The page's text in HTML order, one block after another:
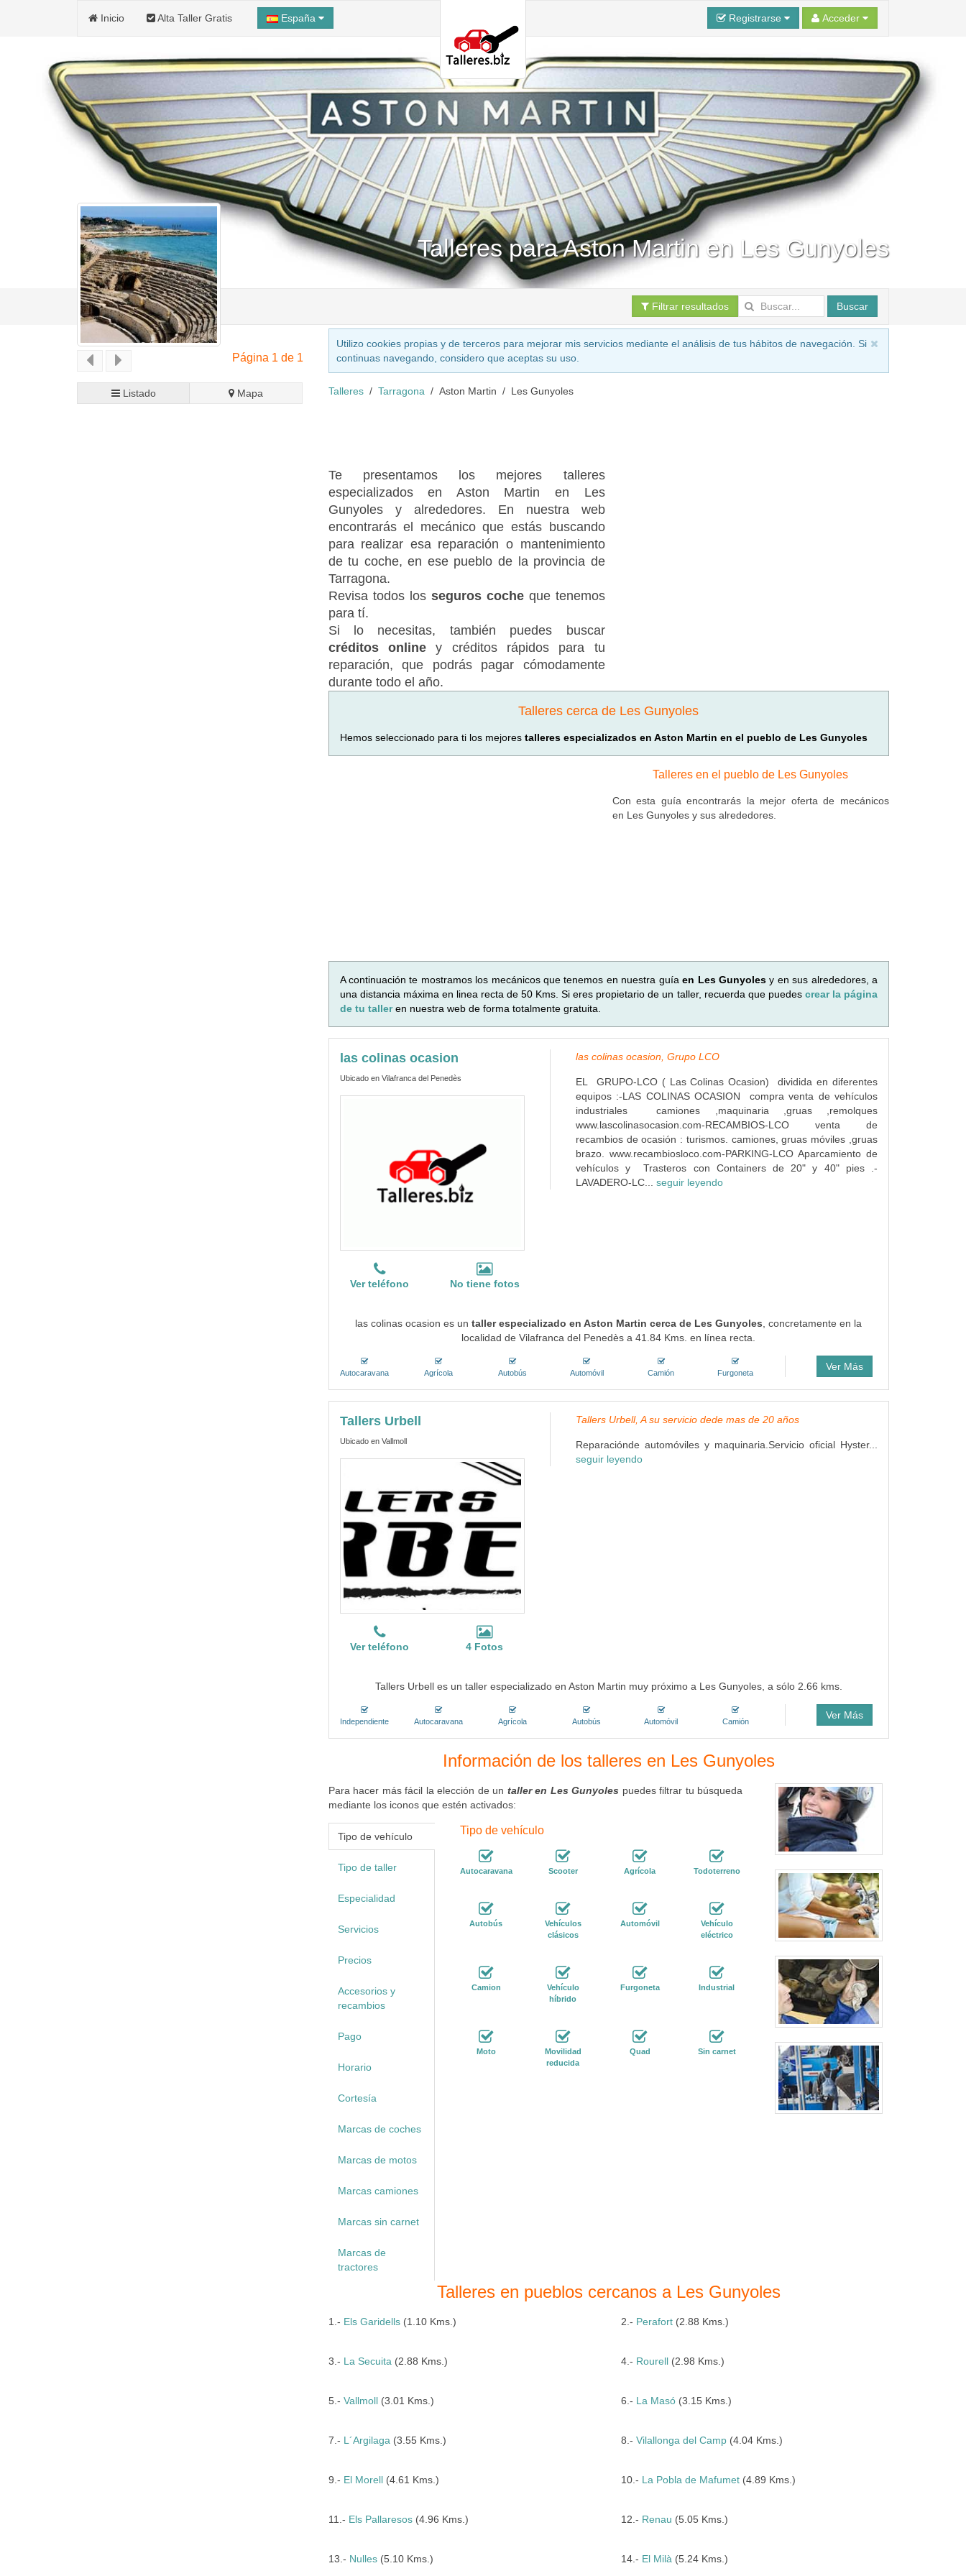
Inicio Alta Taller Gratis España Registrarse Acceder
Talleres para Aston Martin en Les Gunyoles
Filtrar resultados Buscar
Página 1 de 1
Listado Mapa
Utilizo cookies propias y de terceros para mejorar mis servicios mediante el análisis de tus hábitos de navegación. Si
continuas navegando, considero que aceptas su uso.
Talleres Tarragona Aston Martin Les Gunyoles
Te presentamos los mejores talleres
especializados en Aston Martin en Les
Gunyoles y alrededores. En nuestra web
encontrarás el mecánico que estás buscando
para realizar esa reparación o mantenimiento
de tu coche, en ese pueblo de la provincia de
Tarragona.
Revisa todos los seguros cocheque tenemos
para tí.
Si lo necesitas, también puedes buscar
créditos onliney créditos rápidos para tu
reparación, que podrás pagar cómodamente
durante todo el año.
Talleres cerca de Les Gunyoles
Hemos seleccionado para ti los mejores talleres especializados en Aston Martin en el pueblo de Les Gunyoles
Talleres en el pueblo de Les Gunyoles
Con esta guía encontrarás la mejor oferta de mecánicos
en Les Gunyoles y sus alrededores.
A continuación te mostramos los mecánicos que tenemos en nuestra guíaen Les Gunyolesy en sus alrededores, a
una distancia máxima en linea recta de 50 Kms. Si eres propietario de un taller, recuerda que puedes crear la página
de tu talleren nuestra web de forma totalmente gratuita.
las colinas ocasion
Ubicado en Vilafranca del Penedès
Ver teléfono No tiene fotos
las colinas ocasion, Grupo LCO
EL GRUPO-LCO ( Las Colinas Ocasion) dividida en diferentes
equipos :-LAS COLINAS OCASION compra venta de vehículos
industriales camiones ,maquinaria ,gruas ,remolques
www.lascolinasocasion.com-RECAMBIOS-LCO venta de
recambios de ocasión : turismos. camiones, gruas móviles ,gruas
brazo. www.recambiosloco.com-PARKING-LCO Aparcamiento de
vehículos y Trasteros con Containers de 20" y 40" pies .-
LAVADERO-LC... seguir leyendo
las colinas ocasion es untaller especializado en Aston Martin cerca de Les Gunyoles , concretamente en la
localidad de Vilafranca del Penedès a 41.84 Kms. en línea recta.
Autocaravana Agrícola Autobús Automóvil Camión Furgoneta
Ver Más
Tallers Urbell
Ubicado en Vallmoll
Ver teléfono 4 Fotos
Tallers Urbell, A su servicio dede mas de 20 años
Reparaciónde automóviles y maquinaria.Servicio oficial Hyster...
seguir leyendo
Tallers Urbell es un taller especializado en Aston Martin muy próximo a Les Gunyoles, a sólo 2.66 kms.
Independiente Autocaravana Agrícola Autobús Automóvil Camión
Ver Más
Información de los talleres en Les Gunyoles
Para hacer más fácil la elección de un taller en Les Gunyoles puedes filtrar tu búsqueda
mediante los iconos que estén activados:
Tipo de vehículo
Tipo de taller
Especialidad
Servicios
Precios
Accesorios y
recambios
Pago
Horario
Cortesía
Marcas de coches
Marcas de motos
Marcas camiones
Marcas sin carnet
Marcas de
tractores
Tipo de vehículo
Autocaravana Scooter Agrícola Todoterreno
Autobús
Vehículos
clásicos
Automóvil
Vehículo
eléctrico
Camion
Vehículo
híbrido
Furgoneta Industrial
Moto
Movilidad
reducida
Quad Sin carnet
Talleres en pueblos cercanos a Les Gunyoles
1.- Els Garidells(1.10 Kms.) 2.- Perafort (2.88 Kms.)
3.- La Secuita (2.88 Kms.) 4.- Rourell (2.98 Kms.)
5.- Vallmoll(3.01 Kms.) 6.- La Masó (3.15 Kms.)
7.- L´Argilaga (3.55 Kms.) 8.-Vilallonga del Camp (4.04 Kms.)
9.- El Morell(4.61 Kms.) 10.- La Pobla de Mafumet (4.89 Kms.)
11.- Els Pallaresos(4.96 Kms.) 12.- Renau (5.05 Kms.)
13.- Nulles(5.10 Kms.) 14.- El Milà (5.24 Kms.)